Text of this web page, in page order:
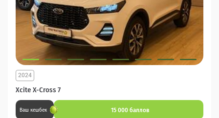
Xcite X-Cross 7
2024
Ваш кешбек 15 000 баллов